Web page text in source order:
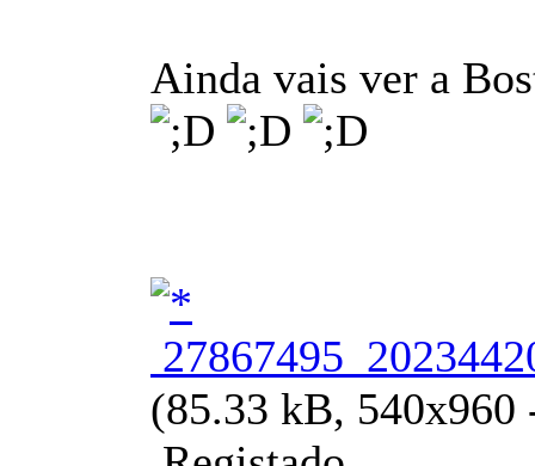
Ainda vais ver a
(85.33 kB, 540x960